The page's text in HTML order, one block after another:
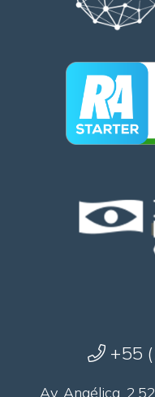
+55
Av. Angélica,